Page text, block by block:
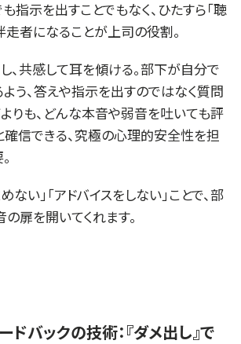
指示を出すことでもなく、ひたすら「聴
走者になることが上司の役割。
、共感して耳を傾ける。部下が自分で
う、答えや指示を出すのではなく質問
りも、どんな本音や弱音を吐いても評
信できる、究極の心理的安全性を担
ない」「アドバイスをしない」ことで、部
扉を開いてくれます。
ドバックの技術：『ダメ出し』で